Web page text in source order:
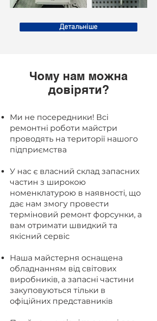
Детальніше
Чому нам можна
довіряти?
Ми не посередники! Всі
ремонтні роботи майстри
проводять на території нашого
підприємства
У нас є власний склад запасних
частин з широкою
номенклатурою в наявності, що
дає нам змогу провести
терміновий ремонт форсунки, а
вам отримати швидкий та
якісний сервіс
Наша майстерня оснащена
обладнанням від світових
виробників, а запасні частини
закуповуються тільки в
офіційних представників